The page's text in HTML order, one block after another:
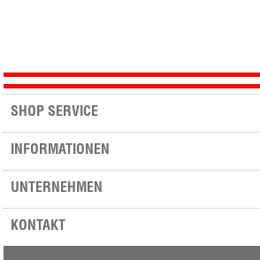
SHOP SERVICE
INFORMATIONEN
UNTERNEHMEN
KONTAKT